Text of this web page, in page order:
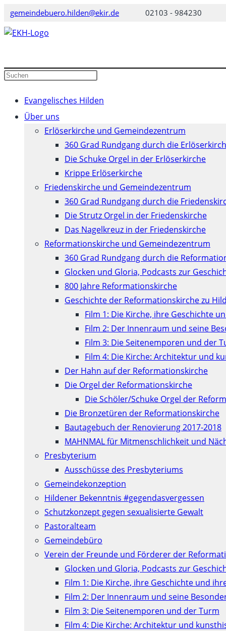
Zum
springen
gemeindebuero.hilden@ekir.de 02103 - 984230
Diese
durchsuchen
Press
to
search
panel.
Evangelisches Hilden
Über uns
Erlöserkirche und Gemeindezentrum
360 Grad Rundgang durch die
Die Schuke Orgel in der Erlöserkirche
Krippe Erlöserkirche
Friedenskirche und Gemeindezentrum
360 Grad Rundgang durch die
Die Strutz Orgel in der Friedenskirche
Das Nagelkreuz in der Friedenskirche
Reformationskirche und Gemeindezentrum
360 Grad Rundgang durch die
Glocken und Gloria, Podcasts zur
800 Jahre Reformationskirche
Geschichte der Reformationskirche zu
Film 1: Die Kirche, ihre Geschichte
Film 2: Der Innenraum und seine
Film 3: Die Seitenemporen und der
Film 4: Die Kirche: Architektur und
Der Hahn auf der Reformationskirche
Die Orgel der Reformationskirche
Die Schöler/Schuke Orgel der
Die Bronzetüren der Reformationskirche
Bautagebuch der Renovierung 2017-2018
MAHNMAL für Mitmenschlichkeit und
Presbyterium
Ausschüsse des Presbyteriums
Gemeindekonzeption
Hildener Bekenntnis #gegendasvergessen
Schutzkonzept gegen sexualisierte Gewalt
Pastoralteam
Gemeindebüro
Verein der Freunde und Förderer der
Glocken und Gloria, Podcasts zur
Film 1: Die Kirche, ihre Geschichte und
Film 2: Der Innenraum und seine
Film 3: Die Seitenemporen und der Turm
Film 4: Die Kirche: Architektur und